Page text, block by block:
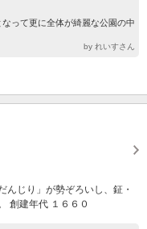
って更に全体が綺麗な公園の中
by れいすさん
んじり」が勢ぞろいし、鉦・
創建年代 １６６０